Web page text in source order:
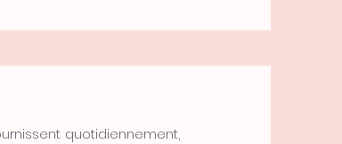
quotidiennement,